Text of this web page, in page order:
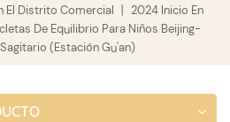
El Distrito Comercial 丨 2024 Inicio En
De Equilibrio Para Niños Beijing-
(estación Gu'an)